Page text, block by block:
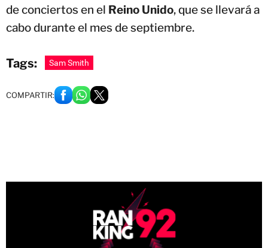
de conciertos en el Reino Unido, que se llevará a
cabo durante el mes de septiembre.
Tags: Sam Smith
COMPARTIR: